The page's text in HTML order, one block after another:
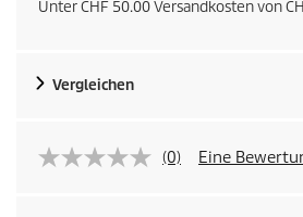
l
e
P
Unter CHF 50.00 Versandkosten von
Vergleichen
(0) Eine